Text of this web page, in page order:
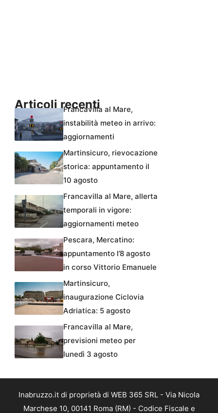
Articoli recenti
Francavilla al Mare,
instabilità meteo in arrivo:
aggiornamenti
Martinsicuro, rievocazione
storica: appuntamento il
10 agosto
Francavilla al Mare, allerta
temporali in vigore:
aggiornamenti meteo
Pescara, Mercatino:
appuntamento l’8 agosto
in corso Vittorio Emanuele
Martinsicuro,
inaugurazione Ciclovia
Adriatica: 5 agosto
Francavilla al Mare,
previsioni meteo per
lunedì 3 agosto
Inabruzzo.it di proprietà di WEB 365 SRL - Via Nicola
Marchese 10, 00141 Roma (RM) - Codice Fiscale e